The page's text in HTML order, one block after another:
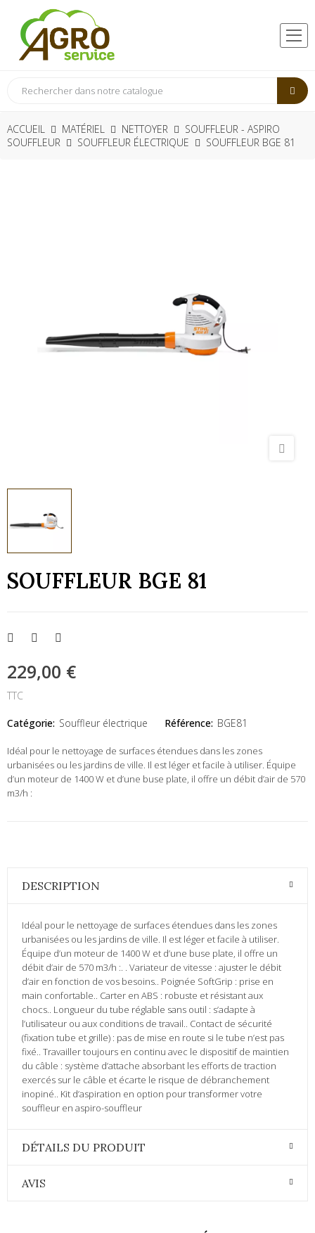
ACCUEIL MATÉRIEL NETTOYER
SOUFFLEUR - ASPIRO
SOUFFLEUR
SOUFFLEUR ÉLECTRIQUE SOUFFLEUR BGE 81
SOUFFLEUR BGE 81
229,00 €
TTC
Catégorie: Souffleur électrique Référence: BGE81
Idéal pour le nettoyage de surfaces étendues dans les zones
urbanisées ou les jardins de ville. Il est léger et facile à utiliser. Équipe
d’un moteur de 1400 W et d’une buse plate, il offre un débit d’air de 570
m3/h :
DESCRIPTION
Idéal pour le nettoyage de surfaces étendues dans les zones
urbanisées ou les jardins de ville. Il est léger et facile à utiliser.
Équipe d’un moteur de 1400 W et d’une buse plate, il offre un
débit d’air de 570 m3/h :. . Variateur de vitesse : ajuster le débit
d’air en fonction de vos besoins.. Poignée SoftGrip : prise en
main confortable.. Carter en ABS : robuste et résistant aux
chocs.. Longueur du tube réglable sans outil : s’adapte à
l’utilisateur ou aux conditions de travail.. Contact de sécurité
(fixation tube et grille) : pas de mise en route si le tube n’est pas
fixé.. Travailler toujours en continu avec le dispositif de maintien
du câble : système d’attache absorbant les efforts de traction
exercés sur le câble et écarte le risque de débranchement
inopiné.. Kit d’aspiration en option pour transformer votre
souffleur en aspiro-souffleur
DÉTAILS DU PRODUIT
AVIS